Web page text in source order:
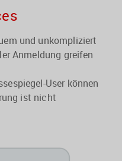
und unkompliziert
Anmeldung greifen
User können
ist nicht